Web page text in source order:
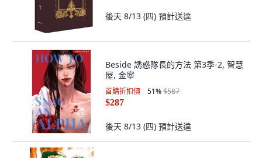
後天 8/13 (四) 預計送達
Beside 誘惑隊長的方法 第3季-2, 智慧
屋, 金寧
首購折扣價 51%$587
$287
後天 8/13 (四) 預計送達